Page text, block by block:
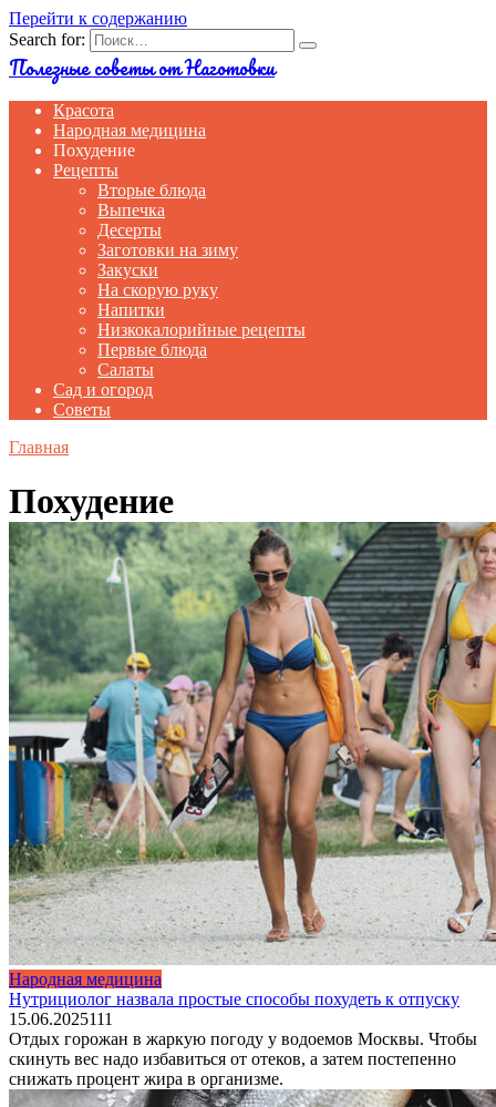
Перейти к содержанию
Search for:
Полезные советы от Наготовки
Красота
Народная медицина
Похудение
Рецепты
Вторые блюда
Выпечка
Десерты
Заготовки на зиму
Закуски
На скорую руку
Напитки
Низкокалорийные рецепты
Первые блюда
Салаты
Сад и огород
Советы
Главная
Похудение
Народная медицина
Нутрициолог назвала простые способы похудеть к отпуску
15.06.2025111
Отдых горожан в жаркую погоду у водоемов Москвы. Чтобы
скинуть вес надо избавиться от отеков, а затем постепенно
снижать процент жира в организме.